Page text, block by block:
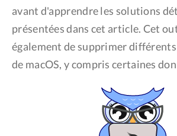
avant d'apprendre les solutions
présentées dans cet article. Cet
également de supprimer
de macOS, y compris certaines